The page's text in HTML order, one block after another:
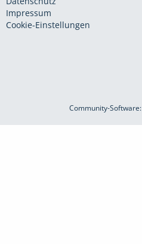
Impressum
Cookie-Einstellungen
Community-Software: